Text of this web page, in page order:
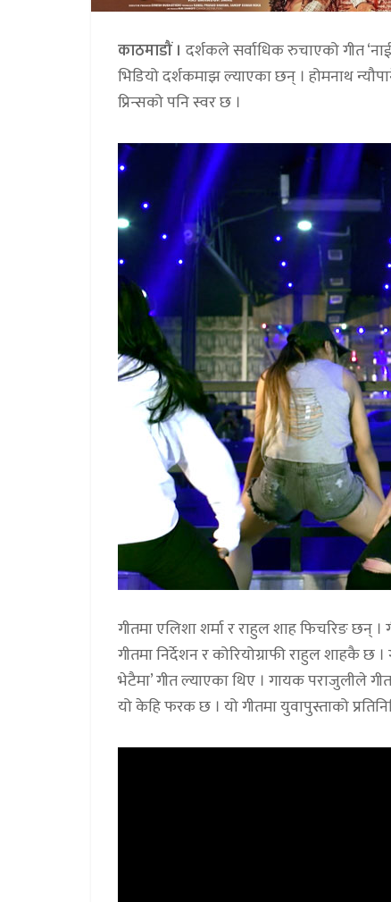
काठमाडौं । दर्शकले सर्वाधिक रुचाएको गीत
भिडियो दर्शकमाझ ल्याएका छन् । होमनाथ
प्रिन्सको पनि स्वर छ ।
गीतमा एलिशा शर्मा र राहुल शाह फिचरिङ छन्
गीतमा निर्देशन र कोरियोग्राफी राहुल शाहकै
भेटैमा’ गीत ल्याएका थिए । गायक पराजुलीले
यो केहि फरक छ । यो गीतमा युवापुस्ताको